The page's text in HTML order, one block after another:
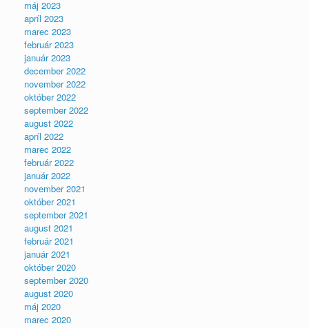
máj 2023
apríl 2023
marec 2023
február 2023
január 2023
december 2022
november 2022
október 2022
september 2022
august 2022
apríl 2022
marec 2022
február 2022
január 2022
november 2021
október 2021
september 2021
august 2021
február 2021
január 2021
október 2020
september 2020
august 2020
máj 2020
marec 2020